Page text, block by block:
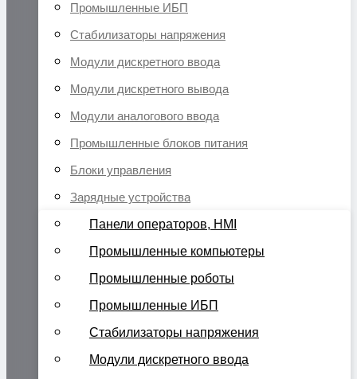
Промышленные ИБП
Стабилизаторы напряжения
Модули дискретного ввода
Модули дискретного вывода
Модули аналогового ввода
Промышленные блоков питания
Блоки управления
Зарядные устройства
Панели операторов, HMI
Промышленные компьютеры
Промышленные роботы
Промышленные ИБП
Стабилизаторы напряжения
Модули дискретного ввода